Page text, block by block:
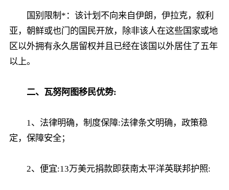
国别限制*：该计划不向来自伊朗，伊拉克，叙利
亚，朝鲜或也门的国民开放，除非该人在这些国家或地
区以外拥有永久居留权并且已经在该国以外居住了五年
以上。
二、瓦努阿图移民优势:
1、法律明确，制度保障:法律条文明确，政策稳
定，保障安全；
2、便宜:13万美元捐款即获南太平洋英联邦护照: